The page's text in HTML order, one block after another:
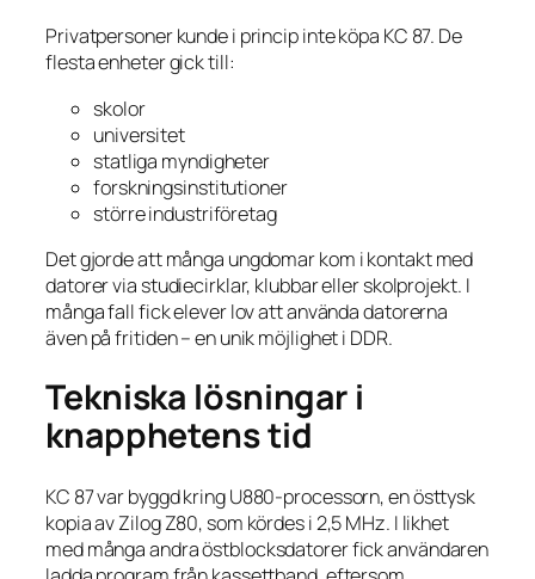
Privatpersoner kunde i princip inte köpa KC 87. De
flesta enheter gick till:
skolor
universitet
statliga myndigheter
forskningsinstitutioner
större industriföretag
Det gjorde att många ungdomar kom i kontakt med
datorer via studiecirklar, klubbar eller skolprojekt. I
många fall fick elever lov att använda datorerna
även på fritiden – en unik möjlighet i DDR.
Tekniska lösningar i
knapphetens tid
KC 87 var byggd kring U880-processorn, en östtysk
kopia av Zilog Z80, som kördes i 2,5 MHz. I likhet
med många andra östblocksdatorer fick användaren